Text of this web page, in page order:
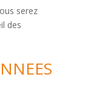
serez
des